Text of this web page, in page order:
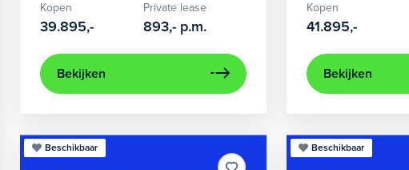
Kopen
39.895,-
Private lease
893,- p.m.
Bekijken
Kopen
41.895,-
Bekijken
Beschikbaar Beschikbaar